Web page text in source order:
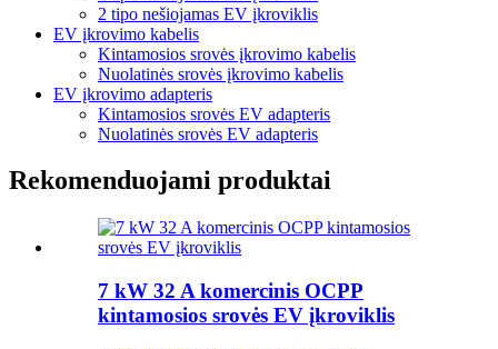
2 tipo nešiojamas EV įkroviklis
EV įkrovimo kabelis
Kintamosios srovės įkrovimo kabelis
Nuolatinės srovės įkrovimo kabelis
EV įkrovimo adapteris
Kintamosios srovės EV adapteris
Nuolatinės srovės EV adapteris
Rekomenduojami produktai
7 kW 32 A komercinis OCPP
kintamosios srovės EV įkroviklis